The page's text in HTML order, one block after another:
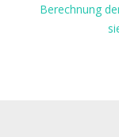
Berechnung